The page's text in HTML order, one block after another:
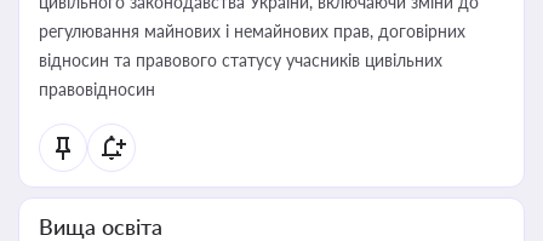
регулювання майнових і немайнових прав, договірних
відносин та правового статусу учасників цивільних
правовідносин
Вища освіта